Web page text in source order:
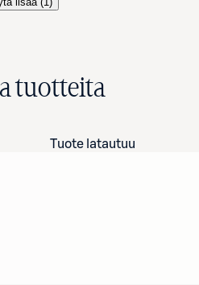
tuotteita
Tuote latautuu